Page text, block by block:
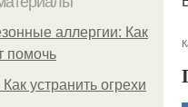
аллергии: Как
помочь
устранить огрехи